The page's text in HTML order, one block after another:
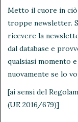
Metto il cuore in
troppe newsletter.
ricevere la
dal database e
qualsiasi momento
nuovamente se lo
[ai sensi del
(UE 2016/679)]